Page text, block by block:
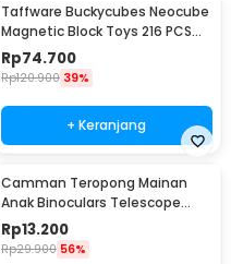
Taffware Buckycubes Neocube
Magnetic Block Toys 216 PCS
3.6mm - G0CN05
Rp74.700
Rp120.900 39%
+ Keranjang
Camman Teropong Mainan
Anak Binoculars Telescope
2.5x26 - 1138
Rp13.200
Rp29.900 56%